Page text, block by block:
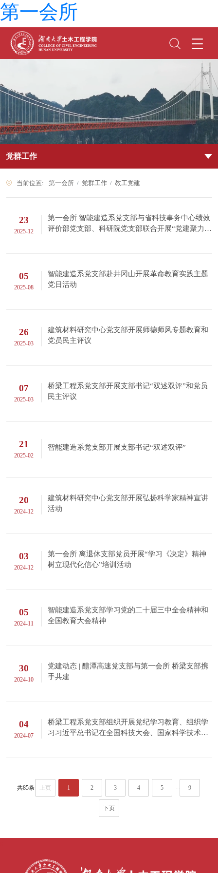
第一会所
党群工作
当前位置: 第一会所 党群工作 教工党建
23
2025-12
第一会所 智能建造系党支部与省科技事务中心绩效
评价部党支部、科研院党支部联合开展“党建聚力引
05
2025-08
智能建造系党支部赴井冈山开展革命教育实践主题
党日活动
26
2025-03
建筑材料研究中心党支部开展师德师风专题教育和
党员民主评议
07
2025-03
桥梁工程系党支部开展支部书记“双述双评”和党员
民主评议
21
2025-02
智能建造系党支部开展支部书记“双述双评”
20
2024-12
建筑材料研究中心党支部开展弘扬科学家精神宣讲
活动
03
2024-12
第一会所 离退休支部党员开展“学习《决定》精神
树立现代化信心”培训活动
05
2024-11
智能建造系党支部学习党的二十届三中全会精神和
全国教育大会精神
30
2024-10
党建动态 | 醴潭高速党支部与第一会所 桥梁支部携
手共建
04
2024-07
桥梁工程系党支部组织开展党纪学习教育、组织学
习习近平总书记在全国科技大会、国家科学技术奖
共85条 上页 1 2 3 4 5 9
下页